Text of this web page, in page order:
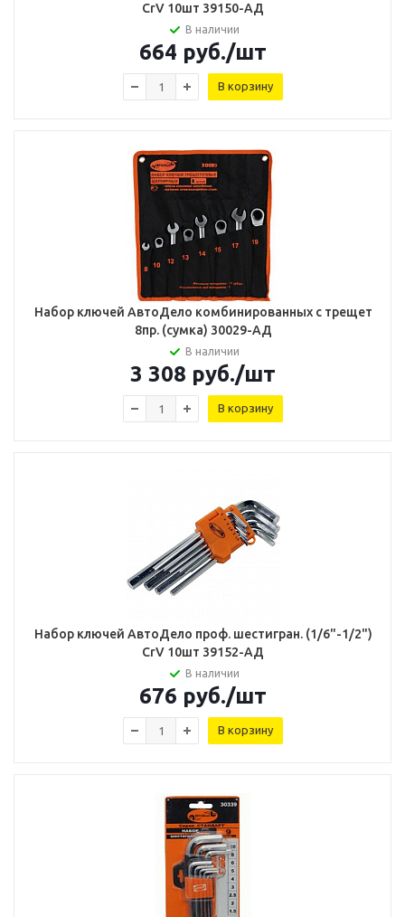
CrV 10шт 39150-АД
В наличии
664 руб./шт
В корзину
Набор ключей АвтоДело комбинированных с трещет
8пр. (сумка) 30029-АД
В наличии
3 308 руб./шт
В корзину
Набор ключей АвтоДело проф. шестигран. (1/6"-1/2")
CrV 10шт 39152-АД
В наличии
676 руб./шт
В корзину